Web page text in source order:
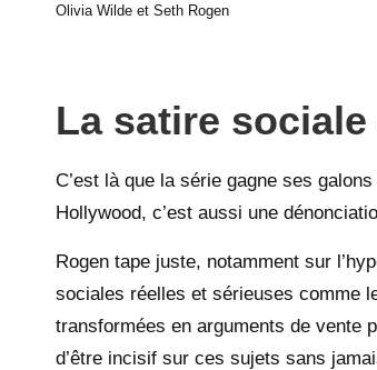
Olivia Wilde et Seth Rogen
La satire
C’est là que la série gagne ses
Hollywood, c’est aussi une
Rogen tape juste, notamment sur
sociales réelles et sérieuses comme
transformées en arguments de vente
d’être incisif sur ces sujets sans